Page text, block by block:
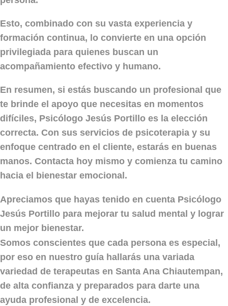
Esto, combinado con su vasta experiencia y
formación continua, lo convierte en una opción
privilegiada para quienes buscan un
acompañamiento efectivo y humano.
En resumen, si estás buscando un profesional que
te brinde el apoyo que necesitas en momentos
difíciles, Psicólogo Jesús Portillo es la elección
correcta. Con sus servicios de psicoterapia y su
enfoque centrado en el cliente, estarás en buenas
manos. Contacta hoy mismo y comienza tu camino
hacia el bienestar emocional.
Apreciamos que hayas tenido en cuenta Psicólogo
Jesús Portillo para mejorar tu salud mental y lograr
un mejor bienestar.
Somos conscientes que cada persona es especial,
por eso en nuestro guía hallarás una variada
variedad de terapeutas en Santa Ana Chiautempan,
de alta confianza y preparados para darte una
ayuda profesional y de excelencia.